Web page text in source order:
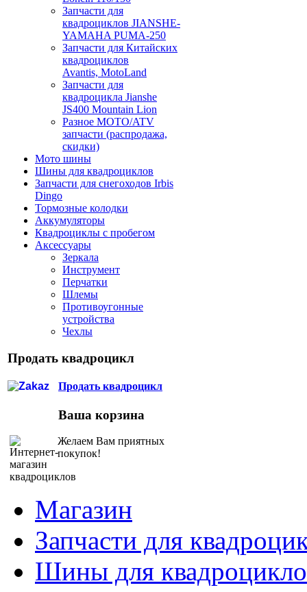
Запчасти для
квадроциклов JIANSHE-
YAMAHA PUMA-250
Запчасти для Китайских
квадроциклов
Avantis, MotoLand
Запчасти для
квадроцикла Jianshe
JS400 Mountain Lion
Разное МОТО/ATV
запчасти (распродажа,
скидки)
Мото шины
Шины для квадроциклов
Запчасти для снегоходов Irbis
Dingo
Тормозные колодки
Аккумуляторы
Квадроциклы с пробегом
Аксессуары
Зеркала
Инструмент
Перчатки
Шлемы
Противоугонные
устройства
Чехлы
Продать квадроцикл
Продать квадроцикл
Ваша корзина
Желаем Вам приятных
покупок!
Магазин
Запчасти для
Шины для